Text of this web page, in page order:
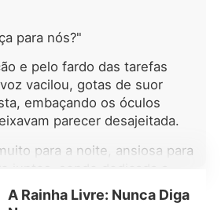
indisciplinadas, já haviam expulsado
diversas babás. Ao chegar ao Solar,
Maria Clara encontra uma casa cheia
de sombras, mistério, regras rígidas e
crianças que só querem carinho e
atenção. Com sua alegria,
cada um deles e desperta algo
sentimentos que ele jamais
experimentou, sobretudo porque seu
para nós?"
e pelo fardo das tarefas
vacilou, gotas de suor
embaçando os óculos
parecer desajeitada.
para a noite, ansiosa para
juntos, sendo dedicada a
frescos, cozinhar e
Tudo em vão, quando
A Rainha Livre: Nunca Diga